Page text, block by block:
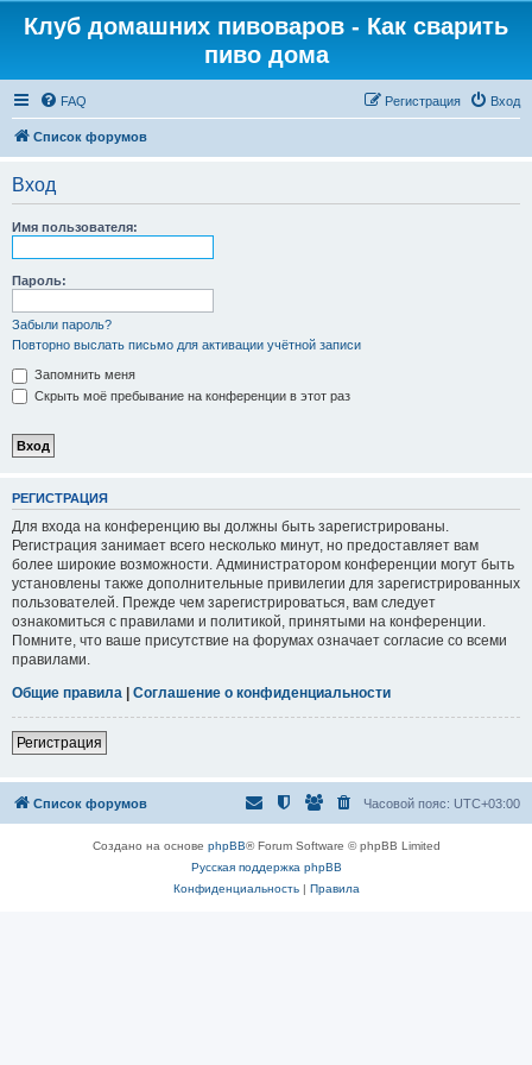
Клуб домашних пивоваров - Как cварить
пиво дома
FAQ Вход
Регистрация
Список форумов
Вход
Имя пользователя:
Пароль:
Забыли пароль?
Повторно выслать письмо для активации учётной записи
Запомнить меня
Скрыть моё пребывание на конференции в этот раз
РЕГИСТРАЦИЯ
Для входа на конференцию вы должны быть зарегистрированы.
Регистрация занимает всего несколько минут, но предоставляет вам
более широкие возможности. Администратором конференции могут быть
установлены также дополнительные привилегии для зарегистрированных
пользователей. Прежде чем зарегистрироваться, вам следует
ознакомиться с правилами и политикой, принятыми на конференции.
Помните, что ваше присутствие на форумах означает согласие со всеми
правилами.
Общие правила | Соглашение о конфиденциальности
Регистрация
Список форумов Часовой пояс: UTC+03:00
Создано на основе phpBB® Forum Software © phpBB Limited
Русская поддержка phpBB
Конфиденциальность| Правила